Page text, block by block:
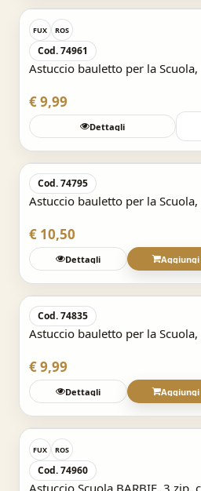
FUX ROS
Cod. 74961
Astuccio bauletto per la Scuola,
€ 9,99
Dettagli
Acquisto
Cod. 74795
Astuccio bauletto per la Scuola,
€ 10,50
Dettagli Aggiungi
Acquisto
Cod. 74835
Astuccio bauletto per la Scuola,
€ 9,99
Dettagli Aggiungi
Acquisto
FUX ROS
Cod. 74960
Astuccio Scuola BARBIE, 3 zip,